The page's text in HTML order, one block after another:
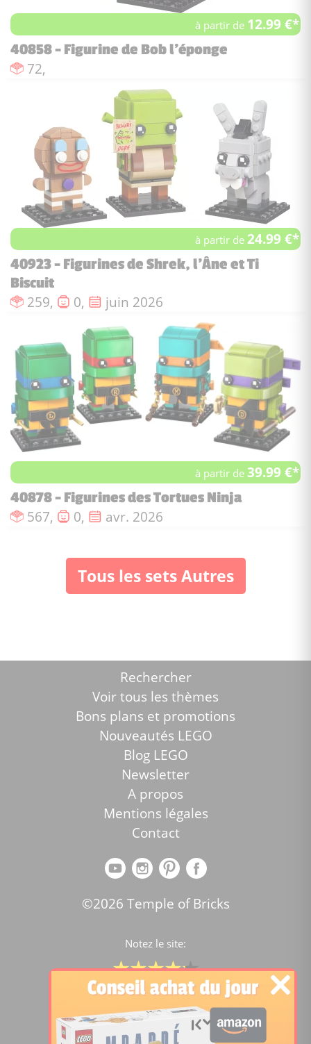
à partir de 12.99 €*
40858 - Figurine de Bob l'éponge
Nombre de pièces :
72,
à partir de24.99 €*
40923 - Figurines de Shrek, l'Âne et Ti
Biscuit
Nombre de pièces :
259, Nombre de figurines :
0, Date de sortie :
juin 2026
à partir de39.99 €*
40878 - Figurines des Tortues Ninja
Nombre de pièces :
567, Nombre de figurines :
0, Date de sortie :
avr. 2026
Tous les sets Autres
Rechercher
Voir tous les thèmes
Bons plans et promotions
Nouveautés LEGO
Blog LEGO
Newsletter
A propos
Mentions légales
Contact
©2026 Temple of Bricks
Notez le site:
Comparateur de prix Lego
4.2/5 -15447notes